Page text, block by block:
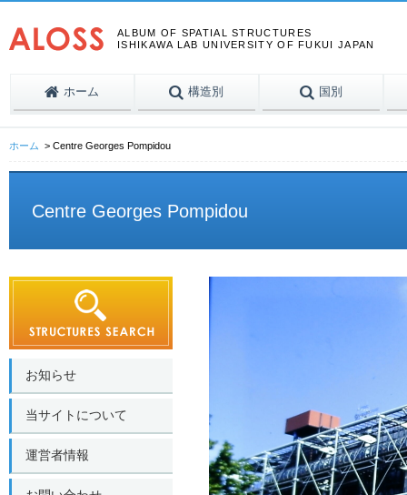
ALBUM OF SPATIAL STRUCTURES
ISHIKAWA LAB UNIVERSITY OF FUKUI JAPAN
ホーム 構造別 国別
ホーム Centre Georges Pompidou
Centre Georges Pompidou
お知らせ
当サイトについて
運営者情報